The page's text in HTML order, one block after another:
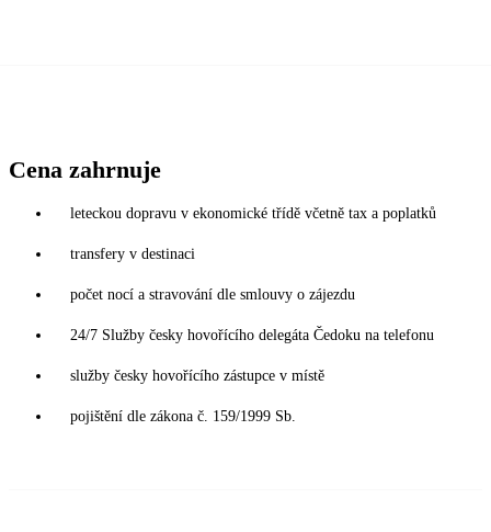
Cena zahrnuje
leteckou dopravu v ekonomické třídě včetně tax a poplatků
transfery v destinaci
počet nocí a stravování dle smlouvy o zájezdu
24/7 Služby česky hovořícího delegáta Čedoku na telefonu
služby česky hovořícího zástupce v místě
pojištění dle zákona č. 159/1999 Sb.